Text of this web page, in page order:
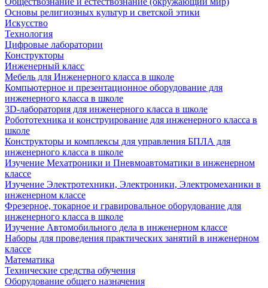
Основы религиозных культур и светской этики
Искусство
Технология
Цифровые лаборатории
Конструкторы
Инженерный класс
Мебель для Инженерного класса в школе
Компьютерное и презентационное оборудование для
инженерного класса в школе
3D-лаборатория для инженерного класса в школе
Робототехника и конструирование для инженерного класса в
школе
Конструкторы и комплексы для управления БПЛА для
инженерного класса в школе
Изучение Мехатроники и Пневмоавтоматики в инженерном
классе
Изучение Электротехники, Электроники, Электромеханики в
инженерном классе
Фрезерное, токарное и гравировальное оборудование для
инженерного класса в школе
Изучение Автомобильного дела в инженерном классе
Наборы для проведения практических занятий в инженерном
классе
Математика
Технические средства обучения
Оборудование общего назначения